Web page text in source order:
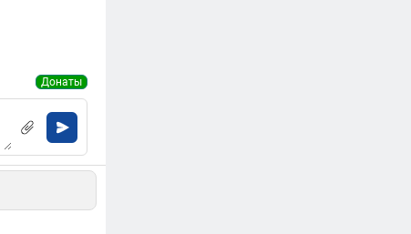
Донаты